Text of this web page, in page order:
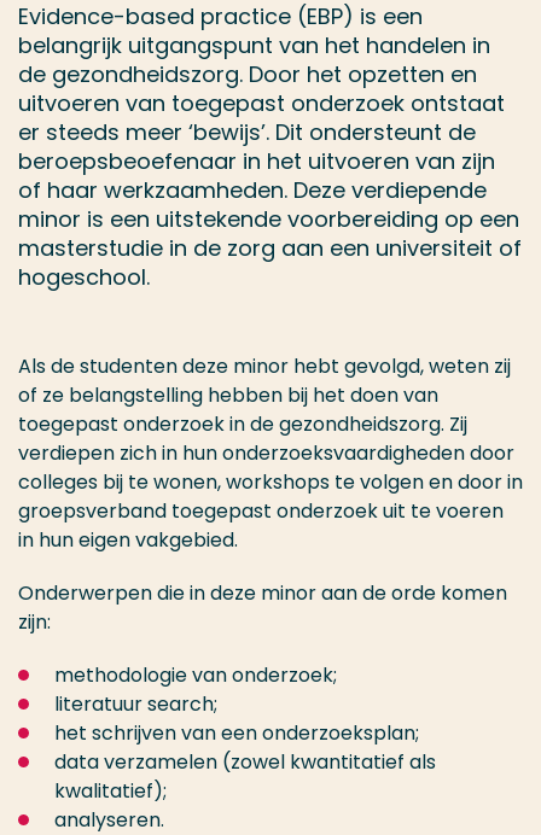
Evidence-based practice (EBP) is een
belangrijk uitgangspunt van het handelen in
de gezondheidszorg. Door het opzetten en
uitvoeren van toegepast onderzoek ontstaat
er steeds meer ‘bewijs’. Dit ondersteunt de
beroepsbeoefenaar in het uitvoeren van zijn
of haar werkzaamheden. Deze verdiepende
minor is een uitstekende voorbereiding op een
masterstudie in de zorg aan een universiteit of
hogeschool.
Als de studenten deze minor hebt gevolgd, weten zij
of ze belangstelling hebben bij het doen van
toegepast onderzoek in de gezondheidszorg. Zij
verdiepen zich in hun onderzoeksvaardigheden door
colleges bij te wonen, workshops te volgen en door in
groepsverband toegepast onderzoek uit te voeren
in hun eigen vakgebied.
Onderwerpen die in deze minor aan de orde komen
zijn:
methodologie van onderzoek;
literatuur search;
het schrijven van een onderzoeksplan;
data verzamelen (zowel kwantitatief als
kwalitatief);
analyseren.